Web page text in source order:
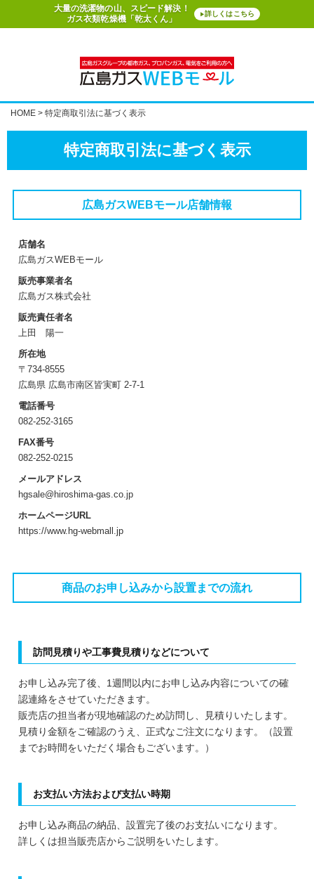
大量の洗濯物の山、スピード解決！
ガス衣類乾燥機「乾太くん」
▶詳しくはこちら
HOME 特定商取引法に基づく表示
特定商取引法に基づく表示
広島ガスWEBモール店舗情報
店舗名
広島ガスWEBモール
販売事業者名
広島ガス株式会社
販売責任者名
上田 陽一
所在地
〒734-8555
広島県 広島市南区皆実町 2-7-1
電話番号
082-252-3165
FAX番号
082-252-0215
メールアドレス
hgsale@hiroshima-gas.co.jp
ホームページURL
https://www.hg-webmall.jp
商品のお申し込みから設置までの流れ
訪問見積りや工事費見積りなどについて
お申し込み完了後、1週間以内にお申し込み内容についての確
認連絡をさせていただきます。
販売店の担当者が現地確認のため訪問し、見積りいたします。
見積り金額をご確認のうえ、正式なご注文になります。（設置
までお時間をいただく場合もございます。）
お支払い方法および支払い時期
お申し込み商品の納品、設置完了後のお支払いになります。
詳しくは担当販売店からご説明をいたします。